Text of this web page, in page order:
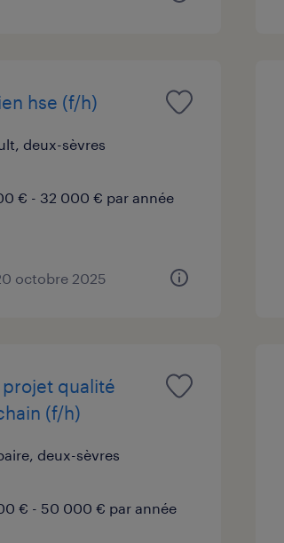
hse (f/h)
deux-sèvres
€ - 32 000 € par année
octobre 2025
qualité
(f/h)
deux-sèvres
€ - 50 000 € par année